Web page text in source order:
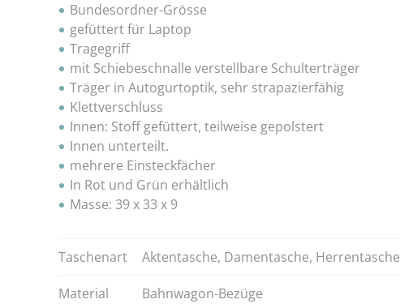
Bundesordner-Grösse
gefüttert für Laptop
Tragegriff
mit Schiebeschnalle verstellbare Schulterträger
Träger in Autogurtoptik, sehr strapazierfähig
Klettverschluss
Innen: Stoff gefüttert, teilweise gepolstert
Innen unterteilt.
mehrere Einsteckfächer
In Rot und Grün erhältlich
Masse: 39 x 33 x 9
Taschenart Aktentasche, Damentasche, Herrentasche
Material Bahnwagon-Bezüge